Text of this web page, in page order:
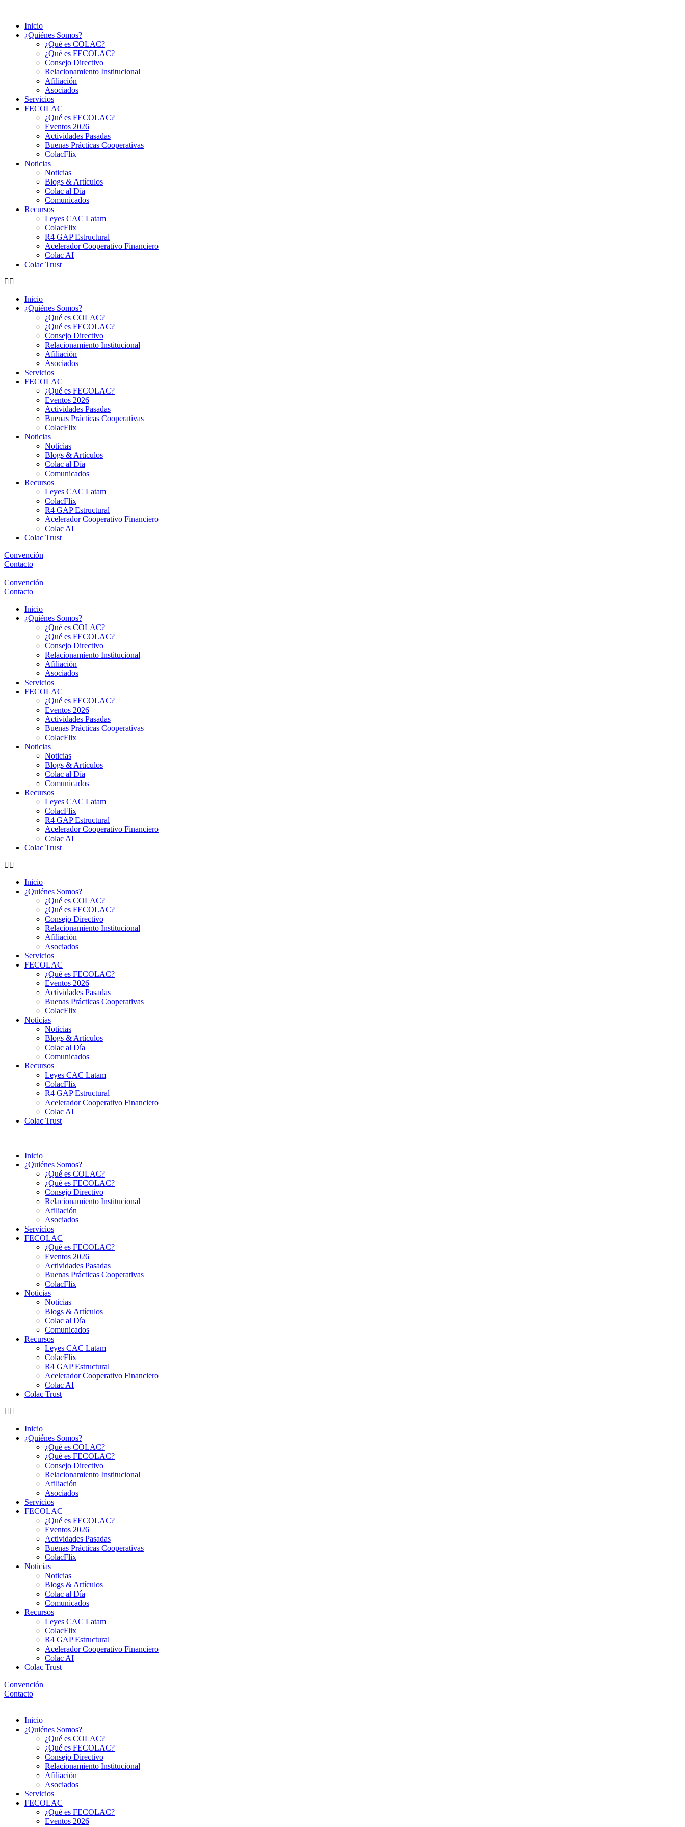
contenido
Inicio
¿Quiénes Somos?
¿Qué es COLAC?
¿Qué es FECOLAC?
Consejo Directivo
Relacionamiento Institucional
Afiliación
Asociados
Servicios
FECOLAC
¿Qué es FECOLAC?
Eventos 2026
Actividades Pasadas
Buenas Prácticas Cooperativas
ColacFlix
Noticias
Noticias
Blogs & Artículos
Colac al Día
Comunicados
Recursos
Leyes CAC Latam
ColacFlix
R4 GAP Estructural
Acelerador Cooperativo Financiero
Colac AI
Colac Trust
Inicio
¿Quiénes Somos?
¿Qué es COLAC?
¿Qué es FECOLAC?
Consejo Directivo
Relacionamiento Institucional
Afiliación
Asociados
Servicios
FECOLAC
¿Qué es FECOLAC?
Eventos 2026
Actividades Pasadas
Buenas Prácticas Cooperativas
ColacFlix
Noticias
Noticias
Blogs & Artículos
Colac al Día
Comunicados
Recursos
Leyes CAC Latam
ColacFlix
R4 GAP Estructural
Acelerador Cooperativo Financiero
Colac AI
Colac Trust
Convención
Contacto
Convención
Contacto
Inicio
¿Quiénes Somos?
¿Qué es COLAC?
¿Qué es FECOLAC?
Consejo Directivo
Relacionamiento Institucional
Afiliación
Asociados
Servicios
FECOLAC
¿Qué es FECOLAC?
Eventos 2026
Actividades Pasadas
Buenas Prácticas Cooperativas
ColacFlix
Noticias
Noticias
Blogs & Artículos
Colac al Día
Comunicados
Recursos
Leyes CAC Latam
ColacFlix
R4 GAP Estructural
Acelerador Cooperativo Financiero
Colac AI
Colac Trust
Inicio
¿Quiénes Somos?
¿Qué es COLAC?
¿Qué es FECOLAC?
Consejo Directivo
Relacionamiento Institucional
Afiliación
Asociados
Servicios
FECOLAC
¿Qué es FECOLAC?
Eventos 2026
Actividades Pasadas
Buenas Prácticas Cooperativas
ColacFlix
Noticias
Noticias
Blogs & Artículos
Colac al Día
Comunicados
Recursos
Leyes CAC Latam
ColacFlix
R4 GAP Estructural
Acelerador Cooperativo Financiero
Colac AI
Colac Trust
Inicio
¿Quiénes Somos?
¿Qué es COLAC?
¿Qué es FECOLAC?
Consejo Directivo
Relacionamiento Institucional
Afiliación
Asociados
Servicios
FECOLAC
¿Qué es FECOLAC?
Eventos 2026
Actividades Pasadas
Buenas Prácticas Cooperativas
ColacFlix
Noticias
Noticias
Blogs & Artículos
Colac al Día
Comunicados
Recursos
Leyes CAC Latam
ColacFlix
R4 GAP Estructural
Acelerador Cooperativo Financiero
Colac AI
Colac Trust
Inicio
¿Quiénes Somos?
¿Qué es COLAC?
¿Qué es FECOLAC?
Consejo Directivo
Relacionamiento Institucional
Afiliación
Asociados
Servicios
FECOLAC
¿Qué es FECOLAC?
Eventos 2026
Actividades Pasadas
Buenas Prácticas Cooperativas
ColacFlix
Noticias
Noticias
Blogs & Artículos
Colac al Día
Comunicados
Recursos
Leyes CAC Latam
ColacFlix
R4 GAP Estructural
Acelerador Cooperativo Financiero
Colac AI
Colac Trust
Convención
Contacto
Menú
Inicio
¿Quiénes Somos?
¿Qué es COLAC?
¿Qué es FECOLAC?
Consejo Directivo
Relacionamiento Institucional
Afiliación
Asociados
Servicios
FECOLAC
¿Qué es FECOLAC?
Eventos 2026